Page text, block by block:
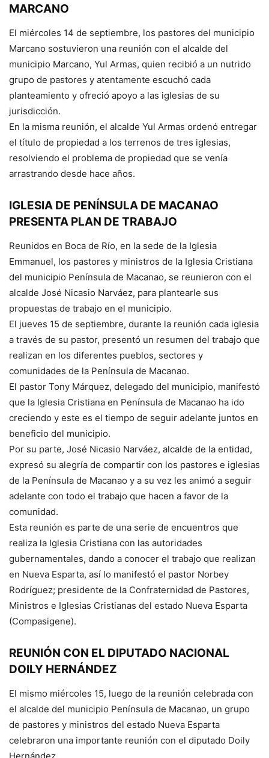
MARCANO
El miércoles 14 de septiembre, los pastores del municipio
Marcano sostuvieron una reunión con el alcalde del
municipio Marcano, Yul Armas, quien recibió a un nutrido
grupo de pastores y atentamente escuchó cada
planteamiento y ofreció apoyo a las iglesias de su
jurisdicción.
En la misma reunión, el alcalde Yul Armas ordenó entregar
el título de propiedad a los terrenos de tres iglesias,
resolviendo el problema de propiedad que se venía
arrastrando desde hace años.
IGLESIA DE PENÍNSULA DE MACANAO
PRESENTA PLAN DE TRABAJO
Reunidos en Boca de Río, en la sede de la Iglesia
Emmanuel, los pastores y ministros de la Iglesia Cristiana
del municipio Península de Macanao, se reunieron con el
alcalde José Nicasio Narváez, para plantearle sus
propuestas de trabajo en el municipio.
El jueves 15 de septiembre, durante la reunión cada iglesia
a través de su pastor, presentó un resumen del trabajo que
realizan en los diferentes pueblos, sectores y
comunidades de la Península de Macanao.
El pastor Tony Márquez, delegado del municipio, manifestó
que la Iglesia Cristiana en Península de Macanao ha ido
creciendo y este es el tiempo de seguir adelante juntos en
beneficio del municipio.
Por su parte, José Nicasio Narváez, alcalde de la entidad,
expresó su alegría de compartir con los pastores e iglesias
de la Península de Macanao y a su vez les animó a seguir
adelante con todo el trabajo que hacen a favor de la
comunidad.
Esta reunión es parte de una serie de encuentros que
realiza la Iglesia Cristiana con las autoridades
gubernamentales, dando a conocer el trabajo que realizan
en Nueva Esparta, así lo manifestó el pastor Norbey
Rodríguez; presidente de la Confraternidad de Pastores,
Ministros e Iglesias Cristianas del estado Nueva Esparta
(Compasigene).
REUNIÓN CON EL DIPUTADO NACIONAL
DOILY HERNÁNDEZ
El mismo miércoles 15, luego de la reunión celebrada con
el alcalde del municipio Península de Macanao, un grupo
de pastores y ministros del estado Nueva Esparta
celebraron una importante reunión con el diputado Doily
Hernández.